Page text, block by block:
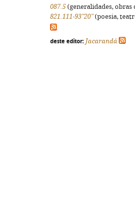
087.5 (generalidades,
821.111-93"20"(poesia,
deste editor: Jacarandá